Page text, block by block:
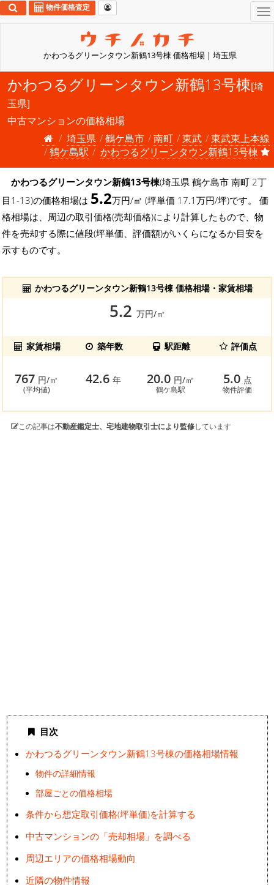
かわつるグリーンタウン新鶴13号棟 価格相場 | 埼玉県
物件価格査定
かわつるグリーンタウン新鶴13号棟[埼
玉県]
中古マンションの価格相場
埼玉県
鶴ケ島市 南町 東武
東武東上本線
鶴ケ島駅
かわつるグリーンタウン新鶴13号棟
かわつるグリーンタウン新鶴13号棟(埼玉県 鶴ケ島市 南町 2丁
目1-13)の価格相場は 5.2万円/㎡ (坪単価 17.1万円/坪)です。 価
格相場は、周辺の取引価格(売却価格)により計算したもので、物
件を売却する際に値段(坪単価、評価額)がいくらになるか目安を
示すものです。
かわつるグリーンタウン新鶴13号棟 価格相場・家賃相場
5.2 万円/㎡
家賃相場 築年数 駅距離 評価点
767 円/㎡
(平均値)
42.6年 20.0 円/㎡
鶴ケ島駅
5.0 点
物件評価
この記事は不動産鑑定士、宅地建物取引士により監修しています
目次
かわつるグリーンタウン新鶴13号棟の価格相場情報
物件の詳細情報
部屋ごとの価格相場
条件から想定取引価格(坪単価)を計算する
中古マンションの「売却相場」を調べる
周辺エリアの価格相場動向
近隣の物件情報